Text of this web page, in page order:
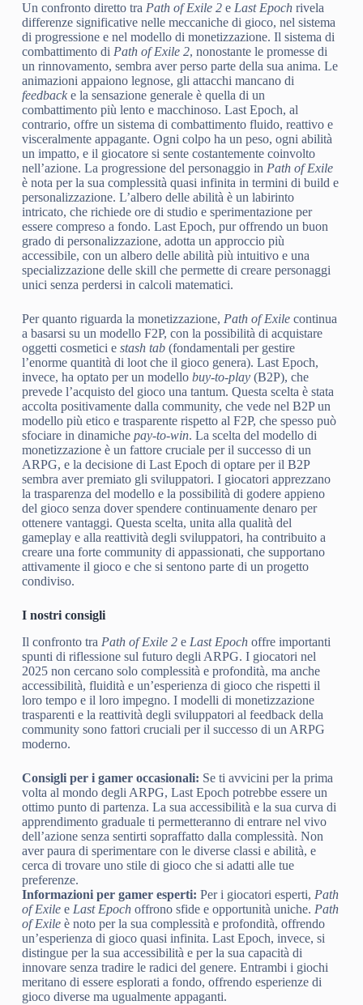
Un confronto diretto tra Path of Exile 2e Last Epochrivela
differenze significative nelle meccaniche di gioco, nel sistema
di progressione e nel modello di monetizzazione. Il sistema di
combattimento di Path of Exile 2, nonostante le promesse di
un rinnovamento, sembra aver perso parte della sua anima. Le
animazioni appaiono legnose, gli attacchi mancano di
feedbacke la sensazione generale è quella di un
combattimento più lento e macchinoso. Last Epoch, al
contrario, offre un sistema di combattimento fluido, reattivo e
visceralmente appagante. Ogni colpo ha un peso, ogni abilità
un impatto, e il giocatore si sente costantemente coinvolto
nell’azione. La progressione del personaggio in Path of Exile
è nota per la sua complessità quasi infinita in termini di build e
personalizzazione. L’albero delle abilità è un labirinto
intricato, che richiede ore di studio e sperimentazione per
essere compreso a fondo. Last Epoch, pur offrendo un buon
grado di personalizzazione, adotta un approccio più
accessibile, con un albero delle abilità più intuitivo e una
specializzazione delle skill che permette di creare personaggi
unici senza perdersi in calcoli matematici.
Per quanto riguarda la monetizzazione, Path of Exilecontinua
a basarsi su un modello F2P, con la possibilità di acquistare
oggetti cosmetici e stash tab(fondamentali per gestire
l’enorme quantità di loot che il gioco genera). Last Epoch,
invece, ha optato per un modello buy-to-play(B2P), che
prevede l’acquisto del gioco una tantum. Questa scelta è stata
accolta positivamente dalla community, che vede nel B2P un
modello più etico e trasparente rispetto al F2P, che spesso può
sfociare in dinamiche pay-to-win. La scelta del modello di
monetizzazione è un fattore cruciale per il successo di un
ARPG, e la decisione di Last Epoch di optare per il B2P
sembra aver premiato gli sviluppatori. I giocatori apprezzano
la trasparenza del modello e la possibilità di godere appieno
del gioco senza dover spendere continuamente denaro per
ottenere vantaggi. Questa scelta, unita alla qualità del
gameplay e alla reattività degli sviluppatori, ha contribuito a
creare una forte community di appassionati, che supportano
attivamente il gioco e che si sentono parte di un progetto
condiviso.
I nostri consigli
Il confronto tra Path of Exile 2e Last Epochoffre importanti
spunti di riflessione sul futuro degli ARPG. I giocatori nel
2025 non cercano solo complessità e profondità, ma anche
accessibilità, fluidità e un’esperienza di gioco che rispetti il
loro tempo e il loro impegno. I modelli di monetizzazione
trasparenti e la reattività degli sviluppatori al feedback della
community sono fattori cruciali per il successo di un ARPG
moderno.
Consigli per i gamer occasionali: Se ti avvicini per la prima
volta al mondo degli ARPG, Last Epoch potrebbe essere un
ottimo punto di partenza. La sua accessibilità e la sua curva di
apprendimento graduale ti permetteranno di entrare nel vivo
dell’azione senza sentirti sopraffatto dalla complessità. Non
aver paura di sperimentare con le diverse classi e abilità, e
cerca di trovare uno stile di gioco che si adatti alle tue
preferenze.
Informazioni per gamer esperti: Per i giocatori esperti, Path
of Exilee Last Epochoffrono sfide e opportunità uniche. Path
of Exileè noto per la sua complessità e profondità, offrendo
un’esperienza di gioco quasi infinita. Last Epoch, invece, si
distingue per la sua accessibilità e per la sua capacità di
innovare senza tradire le radici del genere. Entrambi i giochi
meritano di essere esplorati a fondo, offrendo esperienze di
gioco diverse ma ugualmente appaganti.